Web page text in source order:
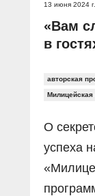
13 июня 2024 г.
«Вам
в
авторская
Милицейская
О
успеха